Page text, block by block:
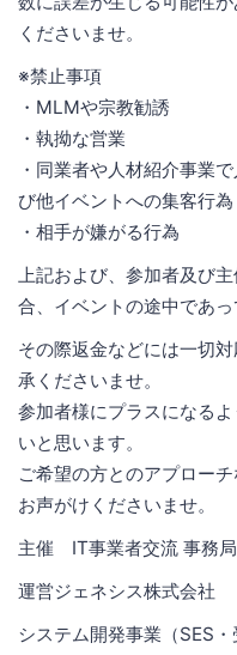
くださいませ。
※禁止事項
・MLMや宗教勧誘
・執拗な営業
・同業者や人材紹介事業
び他イベントへの集客行為
・相手が嫌がる行為
上記および、参加者及び
合、イベントの途中であっ
その際返金などには一切
承くださいませ。
参加者様にプラスになる
いと思います。
ご希望の方とのアプロー
お声がけくださいませ。
主催 IT事業者交流 事務局
運営ジェネシス株式会社
システム開発事業（SES